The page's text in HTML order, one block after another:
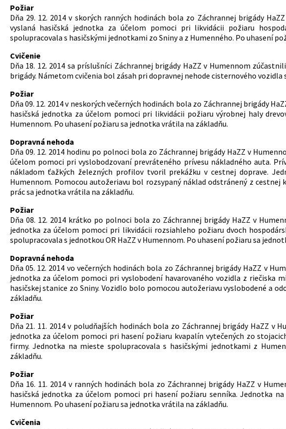
Požiar
Dňa 29. 12. 2014 v skorých ranných hodinách bola zo Záchrannej brigády
vyslaná hasičská jednotka za účelom pomoci pri likvidácii požiaru
spolupracovala s hasičskými jednotkami zo Sniny a z Humenného. Po uhasení
Cvičenie
Dňa 18. 12. 2014 sa príslušníci Záchrannej brigády HaZZ v Humennom
brigády. Námetom cvičenia bol zásah pri dopravnej nehode cisternového
Požiar
Dňa 09. 12. 2014 v neskorých večerných hodinách bola zo Záchrannej brigády
hasičská jednotka za účelom pomoci pri likvidácii požiaru výrobnej haly
Humennom. Po uhasení požiaru sa jednotka vrátila na základňu.
Dopravná nehoda
Dňa 09. 12. 2014 hodinu po polnoci bola zo Záchrannej brigády HaZZ v
účelom pomoci pri vyslobodzovaní prevráteného prívesu nákladného auta.
nákladom ťažkých železných profilov tvoril prekážku v cestnej doprave.
Humennom. Pomocou autožeriavu bol rozsypaný náklad odstránený z
prác sa jednotka vrátila na základňu.
Požiar
Dňa 08. 12. 2014 krátko po polnoci bola zo Záchrannej brigády HaZZ v
jednotka za účelom pomoci pri likvidácii rozsiahleho požiaru dvoch
spolupracovala s jednotkou OR HaZZ v Humennom. Po uhasení požiaru sa
Dopravná nehoda
Dňa 05. 12. 2014 vo večerných hodinách bola zo Záchrannej brigády HaZZ v
jednotka za účelom pomoci pri vyslobodení havarovaného vozidla z riečiska
hasičskej stanice zo Sniny. Vozidlo bolo pomocou autožeriavu vyslobodené a
základňu.
Požiar
Dňa 21. 11. 2014 v poludňajších hodinách bola zo Záchrannej brigády HaZZ v
jednotka za účelom pomoci pri hasení požiaru kvapalín vytečených zo
firmy. Jednotka na mieste spolupracovala s hasičskými jednotkami z
základňu.
Požiar
Dňa 16. 11. 2014 v ranných hodinách bola zo Záchrannej brigády HaZZ v
hasičská jednotka za účelom pomoci pri hasení požiaru senníka. Jednotka
Humennom. Po uhasení požiaru sa jednotka vrátila na základňu.
Cvičenia